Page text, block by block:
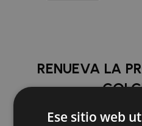
RENUEVA LA
Ese sitio web